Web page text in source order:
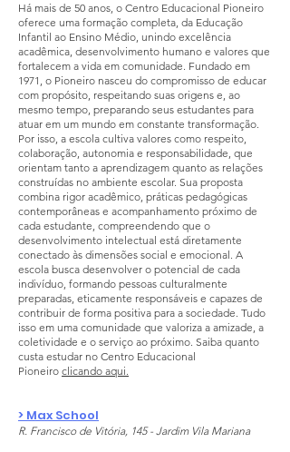
Há mais de 50 anos, o Centro Educacional Pioneiro
oferece uma formação completa, da Educação
Infantil ao Ensino Médio, unindo excelência
acadêmica, desenvolvimento humano e valores que
fortalecem a vida em comunidade. Fundado em
1971, o Pioneiro nasceu do compromisso de educar
com propósito, respeitando suas origens e, ao
mesmo tempo, preparando seus estudantes para
atuar em um mundo em constante transformação.
Por isso, a escola cultiva valores como respeito,
colaboração, autonomia e responsabilidade, que
orientam tanto a aprendizagem quanto as relações
construídas no ambiente escolar. Sua proposta
combina rigor acadêmico, práticas pedagógicas
contemporâneas e acompanhamento próximo de
cada estudante, compreendendo que o
desenvolvimento intelectual está diretamente
conectado às dimensões social e emocional. A
escola busca desenvolver o potencial de cada
indivíduo, formando pessoas culturalmente
preparadas, eticamente responsáveis e capazes de
contribuir de forma positiva para a sociedade. Tudo
isso em uma comunidade que valoriza a amizade, a
coletividade e o serviço ao próximo. Saiba quanto
custa estudar no Centro Educacional
Pioneiro clicando aqui.
> Max School
R. Francisco de Vitória, 145 - Jardim Vila Mariana